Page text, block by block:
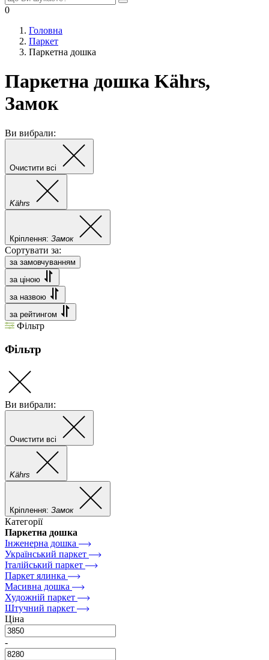
0
Головна
Паркет
Паркетна дошка
Паркетна дошка Kährs,
Замок
Ви вибрали:
Очистити всі
Kährs
Кріплення: Замок
Сортувати за:
за замовчуванням
за ціною
за назвою
за рейтингом
Фільтр
Фільтр
Ви вибрали:
Очистити всі
Kährs
Кріплення: Замок
Категорії
Паркетна дошка
Інженерна дошка
Український паркет
Італійський паркет
Паркет ялинка
Масивна дошка
Художній паркет
Штучний паркет
Ціна
-